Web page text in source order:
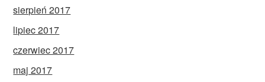
sierpień 2017
lipiec 2017
czerwiec 2017
maj 2017